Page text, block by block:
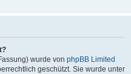
wurde von phpBB Limited
geschützt. Sie wurde unter